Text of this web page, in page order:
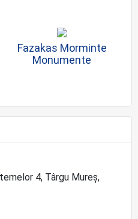
Fazakas Morminte
Monumente
4, Târgu Mureș,